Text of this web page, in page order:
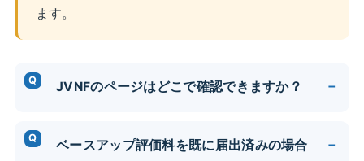
ます。
JVNFのページはどこで確認できますか？
ベースアップ評価料を既に届出済みの場合